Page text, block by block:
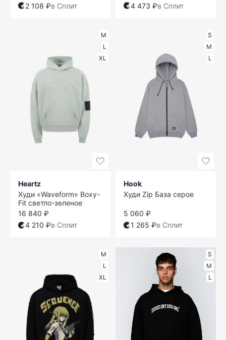
2 108 ₽в Сплит
4 473 ₽в Сплит
M
L
XL
Heartz
Худи «Waveform» Boxy-
Fit светло-зеленое
16 840 ₽
4 210 ₽в Сплит
S
M
L
Hook
Худи Zip База серое
5 060 ₽
1 265 ₽в Сплит
M
L
XL
S
M
L